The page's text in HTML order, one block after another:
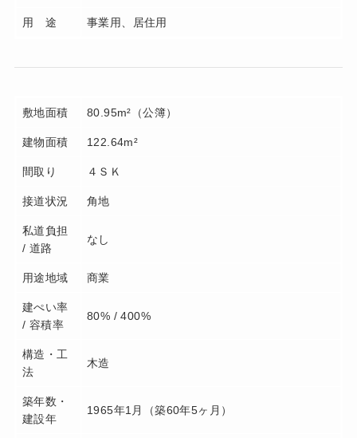
用 途 事業用、居住用
敷地面積 80.95m²（公簿）
建物面積 122.64m²
間取り ４ＳＫ
接道状況 角地
私道負担
/ 道路
なし
用途地域 商業
建ぺい率
/ 容積率
80% / 400%
構造・工
法
木造
築年数・
建設年
1965年1月（築60年5ヶ月）